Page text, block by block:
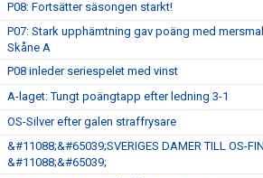
P08: Fortsätter säsongen starkt!
P07: Stark upphämtning gav poäng med
Skåne A
P08 inleder seriespelet med vinst
A-laget: Tungt poängtapp efter ledning 3-1
OS-Silver efter galen straffrysare
&#11088;&#65039;SVERIGES DAMER TILL OS-
&#11088;&#65039;